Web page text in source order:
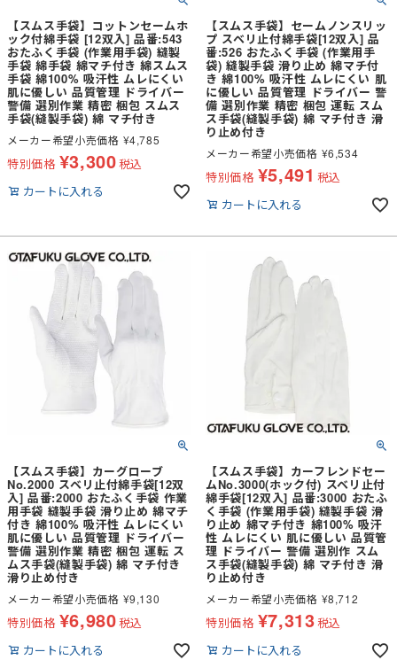
【スムス手袋】コットンセームホ
ック付綿手袋 [12双入] 品番:543
おたふく手袋 (作業用手袋) 縫製
手袋 綿手袋 綿マチ付き 綿スムス
手袋 綿100% 吸汗性 ムレにくい
肌に優しい 品質管理 ドライバー
警備 選別作業 精密 梱包 スムス
手袋(縫製手袋) 綿 マチ付き
メーカー希望小売価格 ¥4,785
特別価格 ¥3,300税込
カートに入れる
【スムス手袋】セームノンスリッ
プ スベリ止付綿手袋[12双入] 品
番:526 おたふく手袋 (作業用手
袋) 縫製手袋 滑り止め 綿マチ付
き 綿100% 吸汗性 ムレにくい 肌
に優しい 品質管理 ドライバー 警
備 選別作業 精密 梱包 運転 スム
ス手袋(縫製手袋) 綿 マチ付き 滑
り止め付き
メーカー希望小売価格 ¥6,534
特別価格 ¥5,491 税込
カートに入れる
【スムス手袋】カーグローブ
No.2000 スベリ止付綿手袋[12双
入] 品番:2000 おたふく手袋 作業
用手袋 縫製手袋 滑り止め 綿マチ
付き 綿100% 吸汗性 ムレにくい
肌に優しい 品質管理 ドライバー
警備 選別作業 精密 梱包 運転 ス
ムス手袋(縫製手袋) 綿 マチ付き
滑り止め付き
メーカー希望小売価格 ¥9,130
特別価格 ¥6,980税込
カートに入れる
【スムス手袋】カーフレンドセー
ムNo.3000(ホック付) スベリ止付
綿手袋[12双入] 品番:3000 おたふ
く手袋 (作業用手袋) 縫製手袋 滑
り止め 綿マチ付き 綿100% 吸汗
性 ムレにくい 肌に優しい 品質管
理 ドライバー 警備 選別作 スム
ス手袋(縫製手袋) 綿 マチ付き 滑
り止め付き
メーカー希望小売価格 ¥8,712
特別価格 ¥7,313税込
カートに入れる